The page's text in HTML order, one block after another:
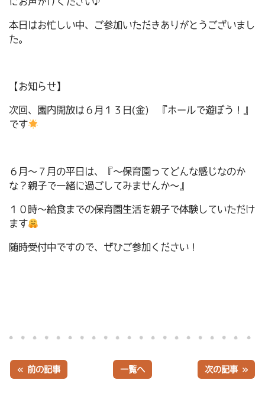
本日はお忙しい中、ご参加いただきありがとうございまし
た。
【お知らせ】
次回、園内開放は６月１３日(金) 『ホールで遊ぼう！』
です
６月～７月の平日は、『～保育園ってどんな感じなのか
な？親子で一緒に過ごしてみませんか～』
１０時～給食までの保育園生活を親子で体験していただけ
ます
随時受付中ですので、ぜひご参加ください！
« 前の記事 一覧へ 次の記事 »